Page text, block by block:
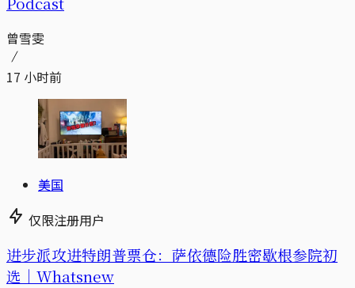
曾雪雯
17 小时前
美国
仅限注册用户
进步派攻进特朗普票仓：萨依德险胜密歇根参院初
选｜Whatsnew